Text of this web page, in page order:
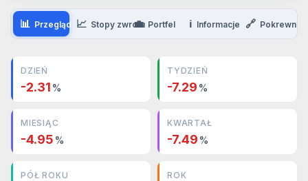
📊 Przegląd 📈 Stopy zwrotu
💼 Portfel ℹ️ Informacje 🔗 Pokrewne
DZIEŃ
-2.31 %
TYDZIEŃ
-7.29 %
MIESIĄC
-4.95 %
KWARTAŁ
-7.49 %
PÓŁ ROKU ROK